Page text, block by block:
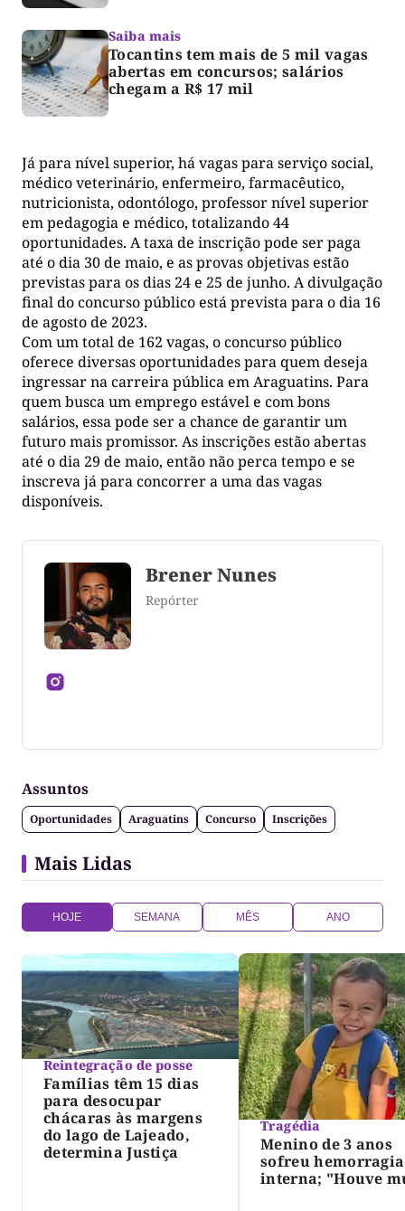
Saiba mais
Tocantins tem mais de 5 mil vagas
abertas em concursos; salários
chegam a R$ 17 mil
Já para nível superior, há vagas para serviço social,
médico veterinário, enfermeiro, farmacêutico,
nutricionista, odontólogo, professor nível superior
em pedagogia e médico, totalizando 44
oportunidades. A taxa de inscrição pode ser paga
até o dia 30 de maio, e as provas objetivas estão
previstas para os dias 24 e 25 de junho. A divulgação
final do concurso público está prevista para o dia 16
de agosto de 2023.
Com um total de 162 vagas, o concurso público
oferece diversas oportunidades para quem deseja
ingressar na carreira pública em Araguatins. Para
quem busca um emprego estável e com bons
salários, essa pode ser a chance de garantir um
futuro mais promissor. As inscrições estão abertas
até o dia 29 de maio, então não perca tempo e se
inscreva já para concorrer a uma das vagas
disponíveis.
Brener Nunes
Repórter
Tocantins
Assuntos
Oportunidades Araguatins Concurso Inscrições
Mais Lidas
HOJE SEMANA MÊS ANO
Reintegração de posse
Famílias têm 15 dias
para desocupar
chácaras às margens
do lago de Lajeado,
determina Justiça
Tragédia
Menino de 3 anos
sofreu hemorragia
interna; "Houve